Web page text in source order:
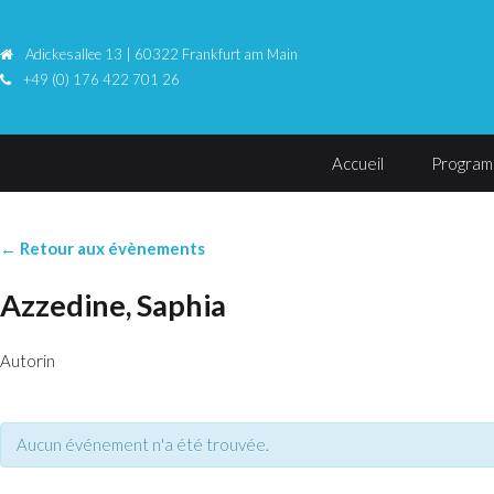
Adickesallee 13 | 60322 Frankfurt am Main
+49 (0) 176 422 701 26
Accueil
← Retour aux évènements
Azzedine, Saphia
Autorin
Aucun événement n'a été trouvée.